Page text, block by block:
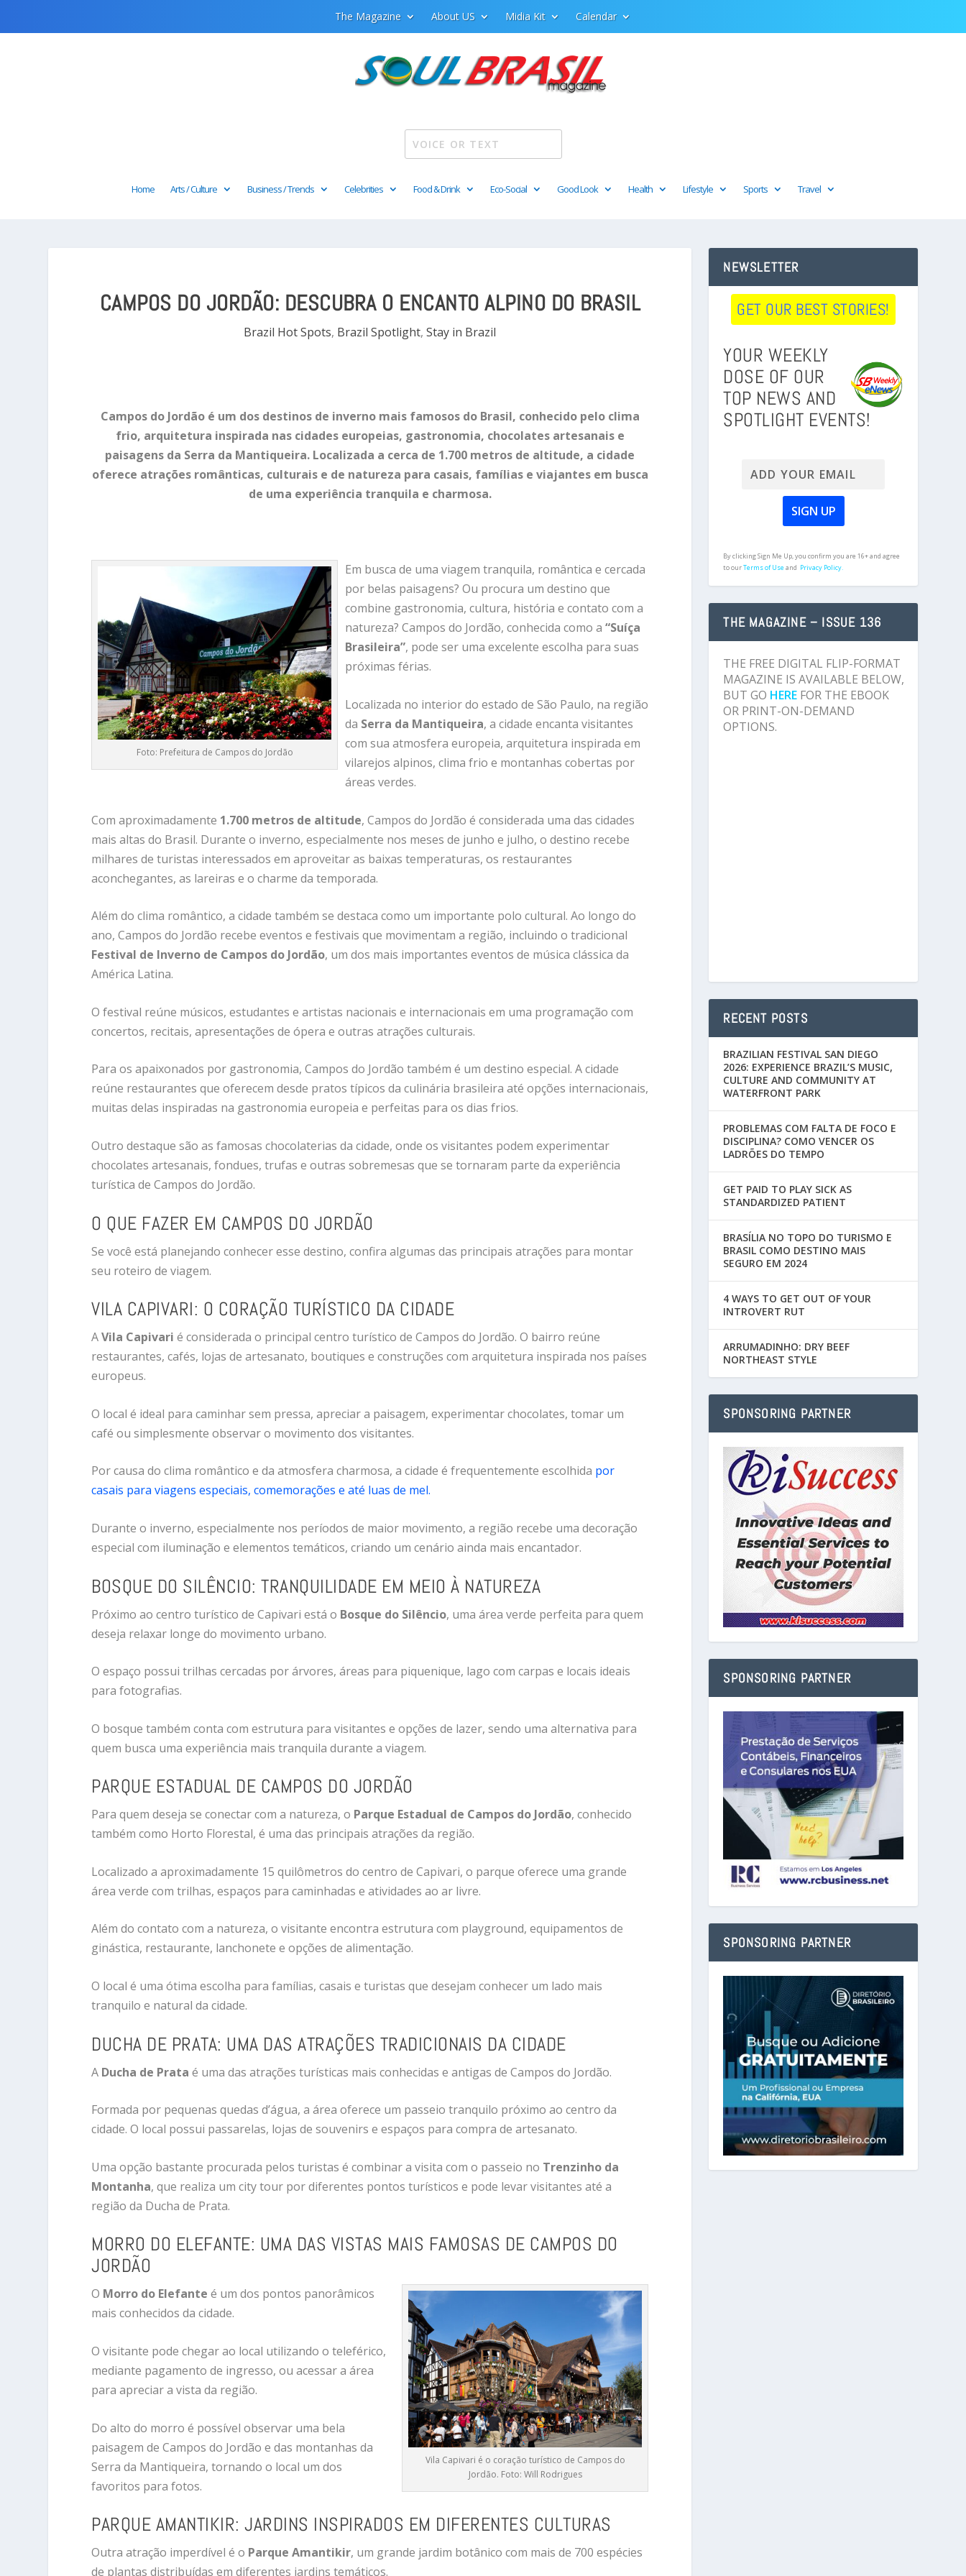
The Magazine About US Midia Kit Calendar
Home Arts / Culture Business / Trends Celebrities Food & Drink Eco-Social Good Look Health Lifestyle Sports Travel
CAMPOS DO JORDÃO: DESCUBRA O ENCANTO ALPINO DO BRASIL
Brazil Hot Spots, Brazil Spotlight,Stay in Brazil
Campos do Jordão é um dos destinos de inverno mais famosos do Brasil, conhecido pelo clima
frio, arquitetura inspirada nas cidades europeias, gastronomia, chocolates artesanais e
paisagens da Serra da Mantiqueira. Localizada a cerca de 1.700 metros de altitude, a cidade
oferece atrações românticas, culturais e de natureza para casais, famílias e viajantes em busca
de uma experiência tranquila e charmosa.
Foto: Prefeitura de Campos do Jordão
Em busca de uma viagem tranquila, romântica e cercada
por belas paisagens? Ou procura um destino que
combine gastronomia, cultura, história e contato com a
natureza? Campos do Jordão, conhecida como a“Suíça
Brasileira”, pode ser uma excelente escolha para suas
próximas férias.
Localizada no interior do estado de São Paulo, na região
da Serra da Mantiqueira, a cidade encanta visitantes
com sua atmosfera europeia, arquitetura inspirada em
vilarejos alpinos, clima frio e montanhas cobertas por
áreas verdes.
Com aproximadamente 1.700 metros de altitude, Campos do Jordão é considerada uma das cidades
mais altas do Brasil. Durante o inverno, especialmente nos meses de junho e julho, o destino recebe
milhares de turistas interessados em aproveitar as baixas temperaturas, os restaurantes
aconchegantes, as lareiras e o charme da temporada.
Além do clima romântico, a cidade também se destaca como um importante polo cultural. Ao longo do
ano, Campos do Jordão recebe eventos e festivais que movimentam a região, incluindo o tradicional
Festival de Inverno de Campos do Jordão, um dos mais importantes eventos de música clássica da
América Latina.
O festival reúne músicos, estudantes e artistas nacionais e internacionais em uma programação com
concertos, recitais, apresentações de ópera e outras atrações culturais.
Para os apaixonados por gastronomia, Campos do Jordão também é um destino especial. A cidade
reúne restaurantes que oferecem desde pratos típicos da culinária brasileira até opções internacionais,
muitas delas inspiradas na gastronomia europeia e perfeitas para os dias frios.
Outro destaque são as famosas chocolaterias da cidade, onde os visitantes podem experimentar
chocolates artesanais, fondues, trufas e outras sobremesas que se tornaram parte da experiência
turística de Campos do Jordão.
O QUE FAZER EM CAMPOS DO JORDÃO
Se você está planejando conhecer esse destino, confira algumas das principais atrações para montar
seu roteiro de viagem.
VILA CAPIVARI: O CORAÇÃO TURÍSTICO DA CIDADE
AVila Capivari é considerada o principal centro turístico de Campos do Jordão. O bairro reúne
restaurantes, cafés, lojas de artesanato, boutiques e construções com arquitetura inspirada nos países
europeus.
O local é ideal para caminhar sem pressa, apreciar a paisagem, experimentar chocolates, tomar um
café ou simplesmente observar o movimento dos visitantes.
Por causa do clima romântico e da atmosfera charmosa, a cidade é frequentemente escolhida por
casais para viagens especiais, comemorações e até luas de mel.
Durante o inverno, especialmente nos períodos de maior movimento, a região recebe uma decoração
especial com iluminação e elementos temáticos, criando um cenário ainda mais encantador.
BOSQUE DO SILÊNCIO: TRANQUILIDADE EM MEIO À NATUREZA
Próximo ao centro turístico de Capivari está o Bosque do Silêncio, uma área verde perfeita para quem
deseja relaxar longe do movimento urbano.
O espaço possui trilhas cercadas por árvores, áreas para piquenique, lago com carpas e locais ideais
para fotografias.
O bosque também conta com estrutura para visitantes e opções de lazer, sendo uma alternativa para
quem busca uma experiência mais tranquila durante a viagem.
PARQUE ESTADUAL DE CAMPOS DO JORDÃO
Para quem deseja se conectar com a natureza, o Parque Estadual de Campos do Jordão, conhecido
também como Horto Florestal, é uma das principais atrações da região.
Localizado a aproximadamente 15 quilômetros do centro de Capivari, o parque oferece uma grande
área verde com trilhas, espaços para caminhadas e atividades ao ar livre.
Além do contato com a natureza, o visitante encontra estrutura com playground, equipamentos de
ginástica, restaurante, lanchonete e opções de alimentação.
O local é uma ótima escolha para famílias, casais e turistas que desejam conhecer um lado mais
tranquilo e natural da cidade.
DUCHA DE PRATA: UMA DAS ATRAÇÕES TRADICIONAIS DA CIDADE
A Ducha de Prata é uma das atrações turísticas mais conhecidas e antigas de Campos do Jordão.
Formada por pequenas quedas d’água, a área oferece um passeio tranquilo próximo ao centro da
cidade. O local possui passarelas, lojas de souvenirs e espaços para compra de artesanato.
Uma opção bastante procurada pelos turistas é combinar a visita com o passeio no Trenzinho da
Montanha, que realiza um city tour por diferentes pontos turísticos e pode levar visitantes até a
região da Ducha de Prata.
MORRO DO ELEFANTE: UMA DAS VISTAS MAIS FAMOSAS DE CAMPOS DO
JORDÃO
Vila Capivari é o coração turístico de Campos do
Jordão. Foto: Will Rodrigues
O Morro do Elefante é um dos pontos panorâmicos
mais conhecidos da cidade.
O visitante pode chegar ao local utilizando o teleférico,
mediante pagamento de ingresso, ou acessar a área
para apreciar a vista da região.
Do alto do morro é possível observar uma bela
paisagem de Campos do Jordão e das montanhas da
Serra da Mantiqueira, tornando o local um dos
favoritos para fotos.
PARQUE AMANTIKIR: JARDINS INSPIRADOS EM DIFERENTES CULTURAS
Outra atração imperdível é o Parque Amantikir, um grande jardim botânico com mais de 700 espécies
de plantas distribuídas em diferentes jardins temáticos.
NEWSLETTER
GET OUR BEST STORIES!
YOUR WEEKLY
DOSE OF OUR
TOP NEWS AND
SPOTLIGHT EVENTS!
By clicking Sign Me Up, you confirm you are 16+ and agree
to ourTerms of Useand Privacy Policy.
THE MAGAZINE – ISSUE 136
THE FREE DIGITAL FLIP-FORMAT
MAGAZINE IS AVAILABLE BELOW,
BUT GO HERE FOR THE EBOOK
OR PRINT-ON-DEMAND
OPTIONS.
RECENT POSTS
BRAZILIAN FESTIVAL SAN DIEGO
2026: EXPERIENCE BRAZIL’S MUSIC,
CULTURE AND COMMUNITY AT
WATERFRONT PARK
PROBLEMAS COM FALTA DE FOCO E
DISCIPLINA? COMO VENCER OS
LADRÕES DO TEMPO
GET PAID TO PLAY SICK AS
STANDARDIZED PATIENT
BRASÍLIA NO TOPO DO TURISMO E
BRASIL COMO DESTINO MAIS
SEGURO EM 2024
4 WAYS TO GET OUT OF YOUR
INTROVERT RUT
ARRUMADINHO: DRY BEEF
NORTHEAST STYLE
SPONSORING PARTNER
SPONSORING PARTNER
SPONSORING PARTNER